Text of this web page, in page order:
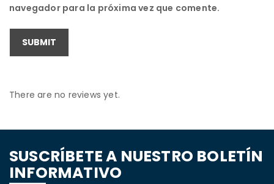
navegador para la próxima vez que comente.
There are no reviews yet.
SUSCRÍBETE A NUESTRO BOLETÍN
INFORMATIVO